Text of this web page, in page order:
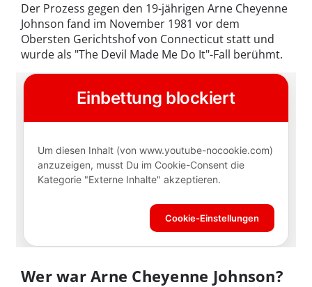
Der Prozess gegen den 19-jährigen Arne Cheyenne
Johnson fand im November 1981 vor dem
Obersten Gerichtshof von Connecticut statt und
wurde als "The Devil Made Me Do It"-Fall berühmt.
Wer war Arne Cheyenne Johnson?